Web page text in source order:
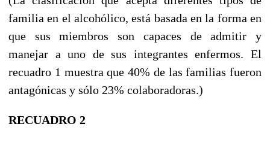
familia en el alcohólico, está basada en la forma en
que sus miembros son capaces de admitir y
manejar a uno de sus integrantes enfermos. El
recuadro 1 muestra que 40% de las familias fueron
antagónicas y sólo 23% colaboradoras.)
RECUADRO 2